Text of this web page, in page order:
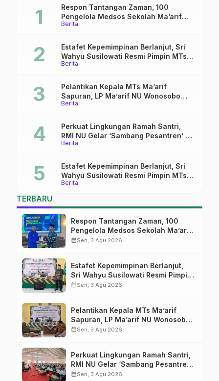
Berita
Respon Tantangan Zaman, 100
Pengelola Medsos Sekolah Ma’arif
Pekalongan Ikuti Pelatihan Literasi
Berita
Estafet Kepemimpinan Berlanjut, Sri
Wahyu Susilowati Resmi Pimpin MTs
Ma’arif Sapuran
Berita
Pelantikan Kepala MTs Ma’arif
Sapuran, LP Ma’arif NU Wonosobo
Tekankan Lima Amanah
Berita
Perkuat Lingkungan Ramah Santri,
RMI NU Gelar ‘Sambang Pesantren’ di
Pati
Berita
Estafet Kepemimpinan Berlanjut, Sri
Wahyu Susilowati Resmi Pimpin MTs
Ma’arif Sapuran
TERBARU
Respon Tantangan Zaman, 100
Pengelola Medsos Sekolah Ma’arif
Pekalongan Ikuti Pelatihan Literasi
calendar_monthSen, 3 Agu 2026
Estafet Kepemimpinan Berlanjut,
Sri Wahyu Susilowati Resmi Pimpin
MTs Ma’arif Sapuran
calendar_monthSen, 3 Agu 2026
Pelantikan Kepala MTs Ma’arif
Sapuran, LP Ma’arif NU Wonosobo
Tekankan Lima Amanah
calendar_monthSen, 3 Agu 2026
Perkuat Lingkungan Ramah Santri,
RMI NU Gelar ‘Sambang Pesantren’
di Pati
calendar_monthSen, 3 Agu 2026